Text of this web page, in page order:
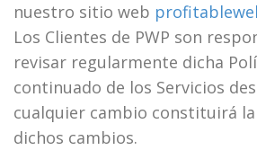
nuestro sitio web
Los Clientes de PWP son
revisar regularmente dicha
continuado de los Servicios
cualquier cambio constituirá
dichos cambios.